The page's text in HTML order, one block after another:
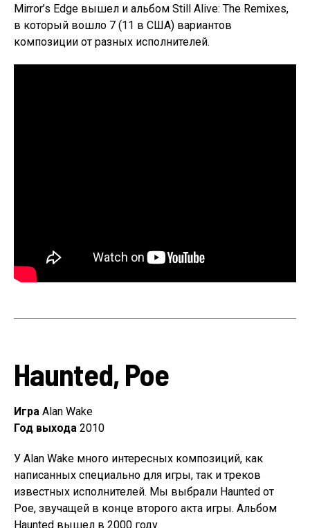
Mirror’s Edge вышел и альбом Still Alive: The Remixes,
в который вошло 7 (11 в США) вариантов
композиции от разных исполнителей.
Haunted, Poe
Игра Alan Wake
Год выхода 2010
У Alan Wake много интересных композиций, как
написанных специально для игры, так и треков
известных исполнителей. Мы выбрали Haunted от
Poe, звучащей в конце второго акта игры. Альбом
Haunted вышел в 2000 году.